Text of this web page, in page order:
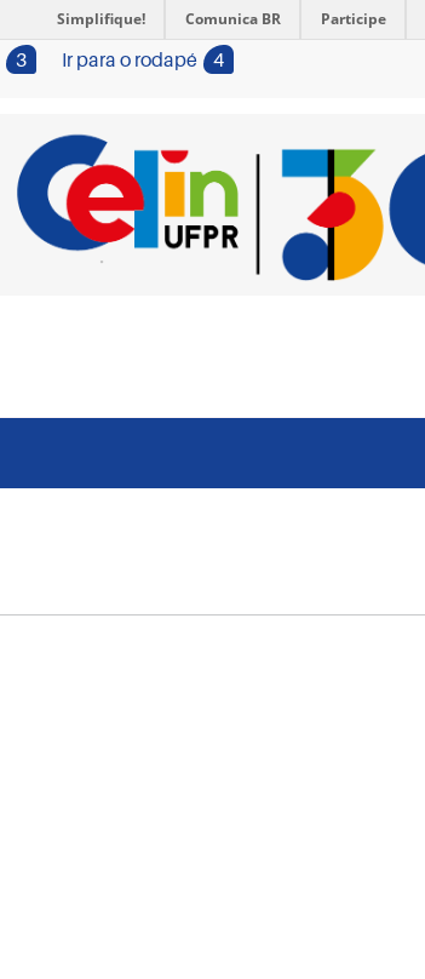
Simplifique! Comunica BR Participe
3 Ir para o rodapé 4